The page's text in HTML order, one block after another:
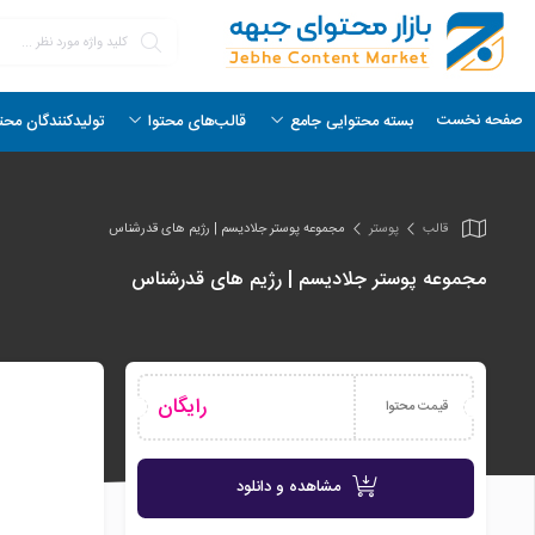
صفحه نخست بسته محتوایی جامع قالب‌های محتوا تولیدکنندگان
قالب پوستر مجموعه پوستر جلادیسم | رژیم های قدرشناس
مجموعه پوستر جلادیسم | رژیم های قدرشناس
قیمت محتوا رایگان
مشاهده و دانلود